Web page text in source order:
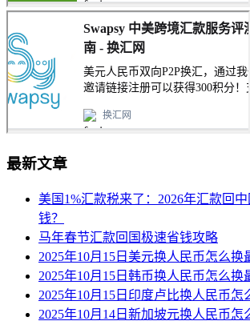
最新文章
美国1%汇款税来了：2026年汇款回
钱？
马年春节汇款回国极速省钱攻略
2025年10月15日美元换人民币怎么换
2025年10月15日韩币换人民币怎么换
2025年10月15日印度卢比换人民币怎
2025年10月14日新加坡元换人民币怎